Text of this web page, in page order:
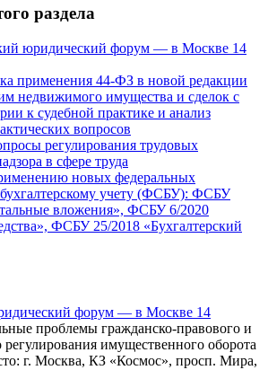
раздела
юридический форум — в Москве 14
применения 44-ФЗ в новой редакции
недвижимого имущества и сделок с
к судебной практике и анализ
вопросов
регулирования трудовых
в сфере труда
новых федеральных
бухгалтерскому учету (ФСБУ): ФСБУ
вложения», ФСБУ 6/2020
ФСБУ 25/2018 «Бухгалтерский
форум — в Москве 14
проблемы гражданско-правового и
имущественного оборота
г. Москва, КЗ «Космос», просп. Мира,